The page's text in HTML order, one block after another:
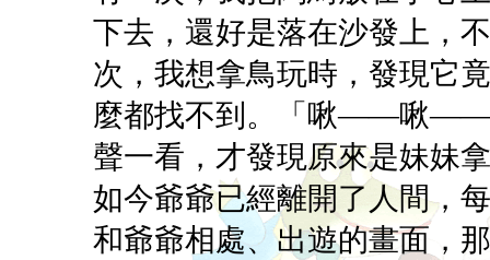
下去，還好是落在沙發上，
次，我想拿鳥玩時，發現它
麼都找不到。「啾——啾——
聲一看，才發現原來是妹妹
如今爺爺已經離開了人間，
和爺爺相處、出遊的畫面，